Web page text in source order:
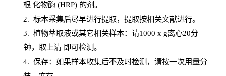
根 化物酶(HRP) 的剂。
2. 标本采集后尽早进行提取，提取按相关文献进行。
3. 植物萃取液或其它相关样本：请1000 x g离心20分
钟，取上清 即可检测。
4. 保存：如果样本收集后不及时检测，请按一次用量分